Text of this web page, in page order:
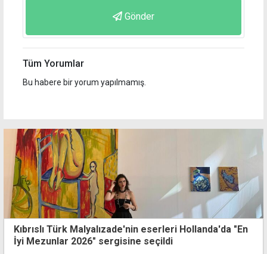
Gönder
Tüm Yorumlar
Bu habere bir yorum yapılmamış.
Kıbrıslı Türk Malyalızade'nin eserleri Hollanda'da "En
İyi Mezunlar 2026" sergisine seçildi